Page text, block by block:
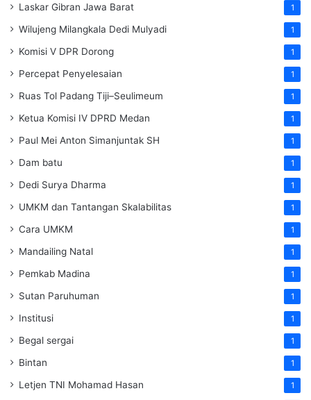
Laskar Gibran Jawa Barat 1
Wilujeng Milangkala Dedi Mulyadi 1
Komisi V DPR Dorong 1
Percepat Penyelesaian 1
Ruas Tol Padang Tiji–Seulimeum 1
Ketua Komisi IV DPRD Medan 1
Paul Mei Anton Simanjuntak SH 1
Dam batu 1
Dedi Surya Dharma 1
UMKM dan Tantangan Skalabilitas 1
Cara UMKM 1
Mandailing Natal 1
Pemkab Madina 1
Sutan Paruhuman 1
Institusi 1
Begal sergai 1
Bintan 1
Letjen TNI Mohamad Hasan 1